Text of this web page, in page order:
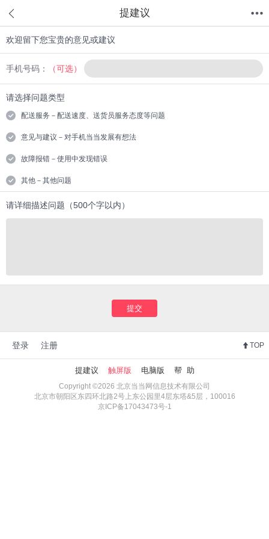
提建议
欢迎留下您宝贵的意见或建议
手机号码： （可选）
请选择问题类型
配送服务－配送速度、送货员服务态度等问题
意见与建议－对手机当当发展有想法
故障报错－使用中发现错误
其他－其他问题
请详细描述问题（500个字以内）
提交
登录 注册 TOP
提建议 触屏版 电脑版 帮 助
Copyright ©2026 北京当当网信息技术有限公司
北京市朝阳区东四环北路2号上东公园里4层东塔&5层，100016
京ICP备17043473号-1